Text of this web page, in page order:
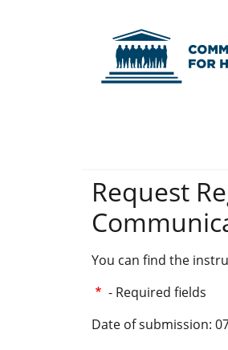
Request
You can find the
- Required fields
Date of submission: